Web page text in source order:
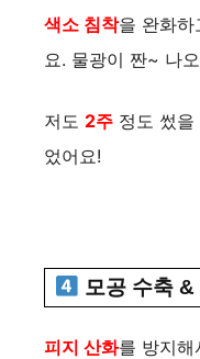
색소 침착을 완화하
요. 물광이 짠~ 나
저도 2주 정도 썼
었어요!
모공 수축 &
피지 산화를 방지해